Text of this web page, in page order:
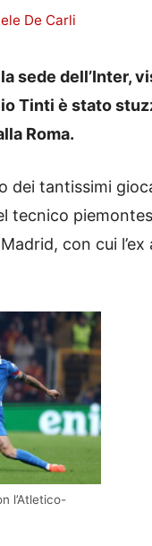
De Carli
sede dell’Inter,
Tinti è stato
Roma.
dei tantissimi
tecnico
Madrid, con cui
l’Atletico-